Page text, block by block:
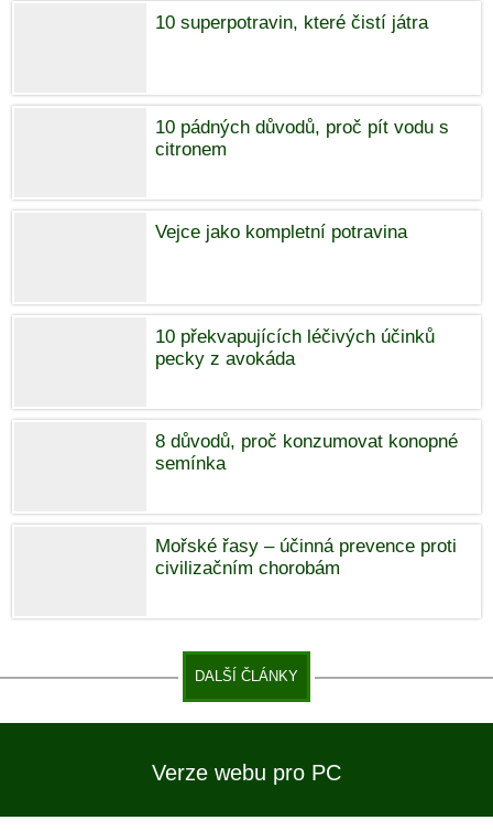
10 superpotravin, které čistí játra
10 pádných důvodů, proč pít vodu s
citronem
Vejce jako kompletní potravina
10 překvapujících léčivých účinků
pecky z avokáda
8 důvodů, proč konzumovat konopné
semínka
Mořské řasy – účinná prevence proti
civilizačním chorobám
DALŠÍ ČLÁNKY
Verze webu pro PC